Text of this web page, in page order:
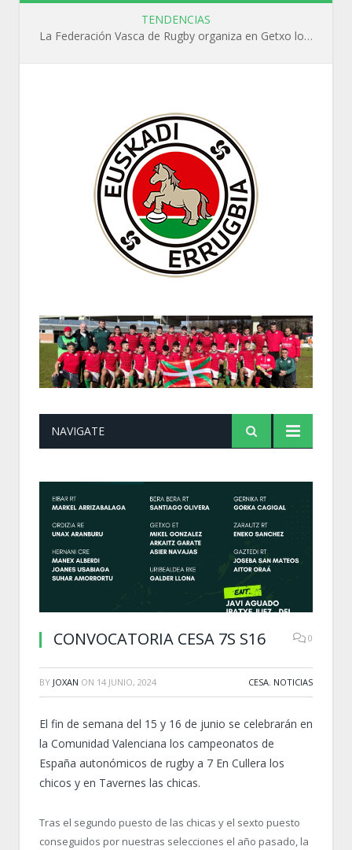
TENDENCIAS
La Federación Vasca de Rugby organiza en Getxo los cursos WR L1, WR L2 y N1 durante el mes de septiembre
NAVIGATE
CONVOCATORIA CESA 7S S16 0
BY JOXAN ON 14 JUNIO, 2024 CESA, NOTICIAS
El fin de semana del 15 y 16 de junio se celebrarán en
la Comunidad Valenciana los campeonatos de
España autonómicos de rugby a 7 En Cullera los
chicos y en Tavernes las chicas.
Tras el segundo puesto de las chicas y el sexto puesto
conseguidos por nuestras selecciones el año pasado, la